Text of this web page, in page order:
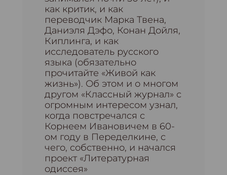
как критик, и как
переводчик Марка Твена,
Даниэля Дэфо, Конан Дойля,
Киплинга, и как
исследователь русского
языка (обязательно
прочитайте «Живой как
жизнь»). Об этом и о многом
другом «Классный журнал» с
огромным интересом узнал,
когда повстречался с
Корнеем Ивановичем в 60-
ом году в Переделкине, с
чего, собственно, и начался
проект «Литературная
одиссея»